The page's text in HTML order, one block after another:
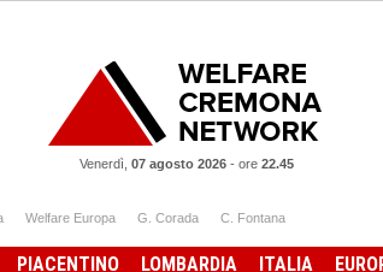
Venerdì, 07 agosto 2026 - ore 22.45
Welfare Europa G. Corada C. Fontana
PIACENTINO LOMBARDIA ITALIA